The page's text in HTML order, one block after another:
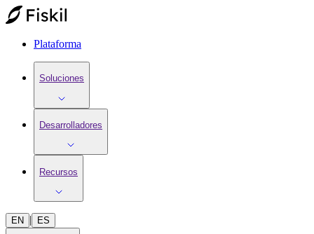
Plataforma
Soluciones
Desarrolladores
Recursos
EN | ES